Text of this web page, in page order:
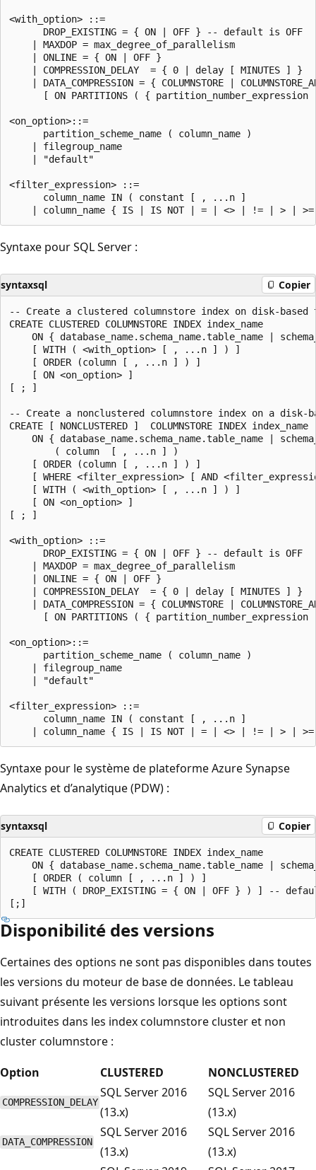
<with_option> ::=
      DROP_EXISTING = { ON | OFF } -- default is OFF
    | MAXDOP = max_degree_of_parallelism
    | ONLINE = { ON | OFF }
    | COMPRESSION_DELAY  = { 0 | delay [ MINUTES ] }
| DATA_COMPRESSION = { COLUMNSTORE |
[ ON PARTITIONS ( { partition_number_expression
<on_option>::=
      partition_scheme_name ( column_name )
    | filegroup_name
    | "default"
<filter_expression> ::=
      column_name IN ( constant [ , ...n ]
Syntaxe pour SQL Server :
syntaxsql Copier
-- Create a clustered columnstore index on disk-based
CREATE CLUSTERED COLUMNSTORE INDEX index_name
ON { database_name.schema_name.table_name |
    [ WITH ( <with_option> [ , ...n ] ) ]
    [ ORDER (column [ , ...n ] ) ]
    [ ON <on_option> ]
[ ; ]
-- Create a nonclustered columnstore index on a disk-
CREATE [ NONCLUSTERED ]  COLUMNSTORE INDEX index_name
ON { database_name.schema_name.table_name |
        ( column  [ , ...n ] )
    [ ORDER (column [ , ...n ] ) ]
[ WHERE <filter_expression> [ AND
    [ WITH ( <with_option> [ , ...n ] ) ]
    [ ON <on_option> ]
[ ; ]
<with_option> ::=
      DROP_EXISTING = { ON | OFF } -- default is OFF
    | MAXDOP = max_degree_of_parallelism
    | ONLINE = { ON | OFF }
    | COMPRESSION_DELAY  = { 0 | delay [ MINUTES ] }
| DATA_COMPRESSION = { COLUMNSTORE |
[ ON PARTITIONS ( { partition_number_expression
<on_option>::=
      partition_scheme_name ( column_name )
    | filegroup_name
    | "default"
<filter_expression> ::=
      column_name IN ( constant [ , ...n ]
Syntaxe pour le système de plateforme Azure Synapse
Analytics et d’analytique (PDW) :
syntaxsql Copier
CREATE CLUSTERED COLUMNSTORE INDEX index_name
ON { database_name.schema_name.table_name |
    [ ORDER ( column [ , ...n ] ) ]
[ WITH ( DROP_EXISTING = { ON | OFF } ) ] --
Disponibilité des versions
Certaines des options ne sont pas disponibles dans toutes
les versions du moteur de base de données. Le tableau
suivant présente les versions lorsque les options sont
introduites dans les index columnstore cluster et non
cluster columnstore :
Option
CLUSTERED NONCLUSTERED
COMPRESSION_DELAY
SQL Server 2016
(13.x)
SQL Server 2016
(13.x)
DATA_COMPRESSION
SQL Server 2016
(13.x)
SQL Server 2016
(13.x)